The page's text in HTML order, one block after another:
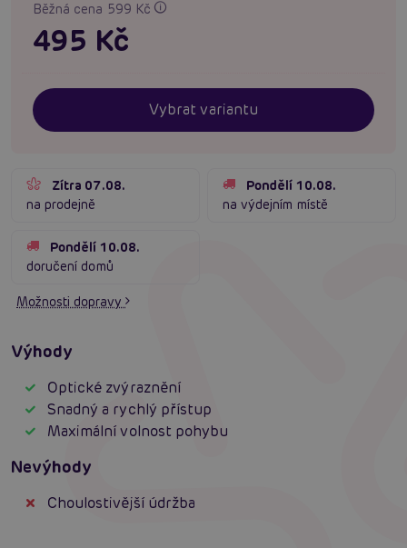
Běžná cena 599 Kč
495 Kč
Vybrat variantu
Zítra 07.08.
na prodejně
Pondělí 10.08.
na výdejním místě
Pondělí 10.08.
doručení domů
Možnosti dopravy
Výhody
Optické zvýraznění
Snadný a rychlý přístup
Maximální volnost pohybu
Nevýhody
Choulostivější údržba